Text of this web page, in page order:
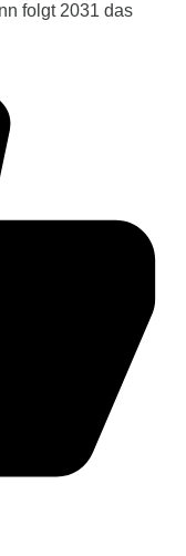
folgt 2031 das